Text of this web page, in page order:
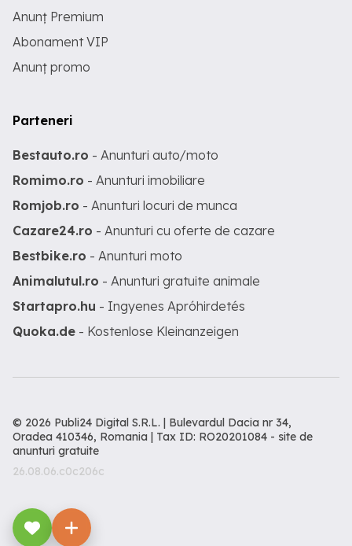
Anunț Premium
Abonament VIP
Anunț promo
Parteneri
Bestauto.ro - Anunturi auto/moto
Romimo.ro - Anunturi imobiliare
Romjob.ro - Anunturi locuri de munca
Cazare24.ro - Anunturi cu oferte de cazare
Bestbike.ro - Anunturi moto
Animalutul.ro - Anunturi gratuite animale
Startapro.hu - Ingyenes Apróhirdetés
Quoka.de - Kostenlose Kleinanzeigen
© 2026 Publi24 Digital S.R.L. | Bulevardul Dacia nr 34,
Oradea 410346, Romania | Tax ID: RO20201084 - site de
anunturi gratuite
26.08.06.c0c206c